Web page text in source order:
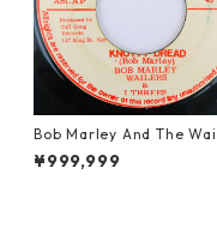
Bob Marley And The
- Natty Dread【7-11004
¥999,999